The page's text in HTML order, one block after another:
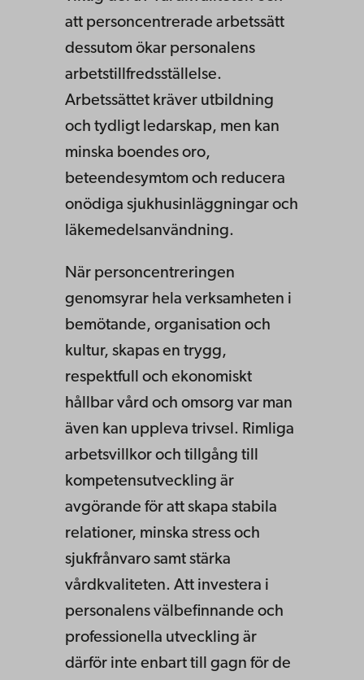
att personcentrerade arbetssätt
dessutom ökar personalens
arbetstillfredsställelse.
Arbetssättet kräver utbildning
och tydligt ledarskap, men kan
minska boendes oro,
beteendesymtom och reducera
onödiga sjukhusinläggningar och
läkemedelsanvändning.
När personcentreringen
genomsyrar hela verksamheten i
bemötande, organisation och
kultur, skapas en trygg,
respektfull och ekonomiskt
hållbar vård och omsorg var man
även kan uppleva trivsel. Rimliga
arbetsvillkor och tillgång till
kompetensutveckling är
avgörande för att skapa stabila
relationer, minska stress och
sjukfrånvaro samt stärka
vårdkvaliteten. Att investera i
personalens välbefinnande och
professionella utveckling är
därför inte enbart till gagn för de